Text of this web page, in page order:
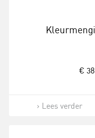
€
Lees verder